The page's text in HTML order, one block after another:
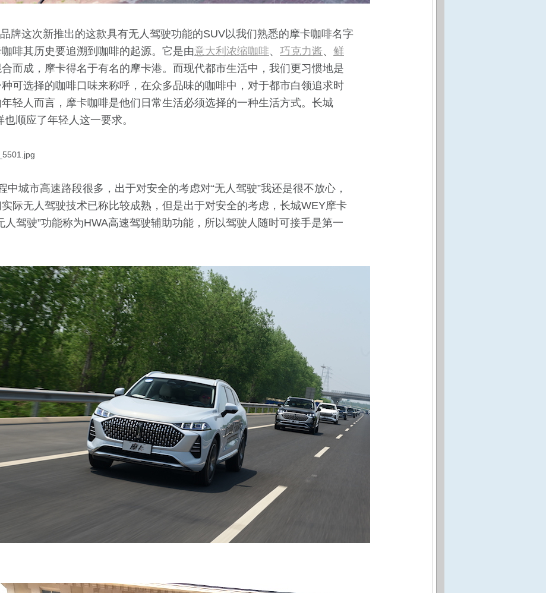
牌这次新推出的这款具有无人驾驶功能的SUV以我们熟悉的摩卡咖啡名字
啡其历史要追溯到咖啡的起源。它是由意大利浓缩咖啡、 巧克力酱、 鲜
而成，摩卡得名于有名的摩卡港。而现代都市生活中，我们更习惯地是
可选择的咖啡口味来称呼，在众多品味的咖啡中，对于都市白领追求时
轻人而言，摩卡咖啡是他们日常生活必须选择的一种生活方式。长城
顺应了年轻人这一要求。
中城市高速路段很多，出于对安全的考虑对“无人驾驶”我还是很不放心，
际无人驾驶技术已称比较成熟，但是出于对安全的考虑，长城WEY摩卡
人驾驶”功能称为HWA高速驾驶辅助功能，所以驾驶人随时可接手是第一